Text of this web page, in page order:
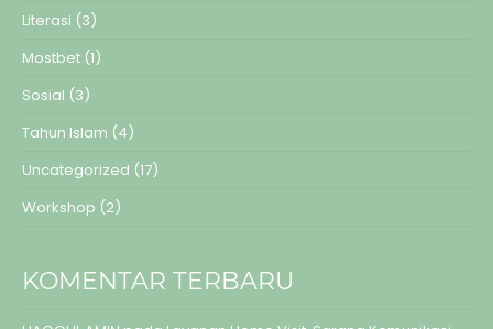
Literasi (3)
Mostbet (1)
Sosial (3)
Tahun Islam (4)
Uncategorized (17)
Workshop (2)
KOMENTAR TERBARU